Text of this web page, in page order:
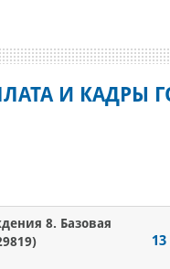
И КАДРЫ
8. Базовая